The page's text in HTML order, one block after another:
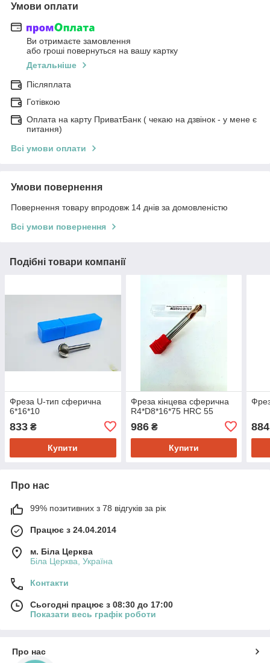
Умови оплати
Ви отримаєте замовлення
або гроші повернуться на вашу картку
Детальніше
Післяплата
Готівкою
Оплата на карту ПриватБанк ( чекаю на дзвінок - у мене є
питання)
Всі умови оплати
Умови повернення
Повернення товару впродовж 14 днів за домовленістю
Всі умови повернення
Подібні товари компанії
Фреза U-тип сферична
6*16*10
833 ₴
Купити
Фреза кінцева сферична
R4*D8*16*75 HRC 55
986₴
Купити
884
Про нас
99% позитивних з 78 відгуків за рік
Працює з 24.04.2014
м. Біла Церква
Біла Церква, Україна
Контакти
Сьогодні працює з 08:30 до 17:00
Показати весь графік роботи
Про нас